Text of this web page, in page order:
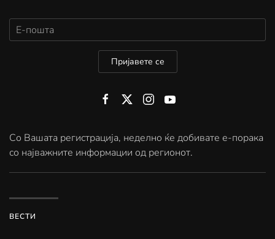
Пријавете се
Со Вашата регистрација, неделно ќе добивате е-порака
со најважните информации од регионот.
ВЕСТИ